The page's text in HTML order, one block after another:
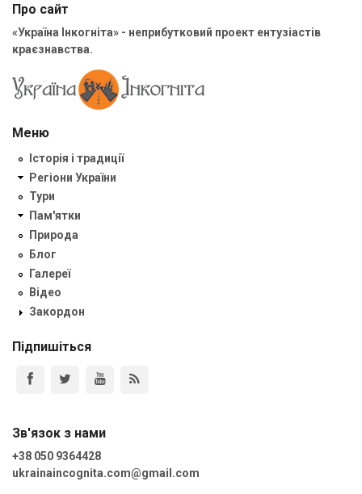
Про сайт
«Україна Інкогніта» - неприбутковий проект ентузіастів
краєзнавства.
Меню
Історія і традиції
Регіони України
Тури
Пам'ятки
Природа
Блог
Галереї
Відео
Закордон
Підпишіться
Зв'язок з нами
+38 050 9364428
ukrainaincognita.com@gmail.com